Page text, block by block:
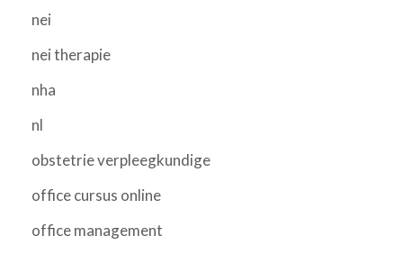
nei
nei therapie
nha
nl
obstetrie verpleegkundige
office cursus online
office management